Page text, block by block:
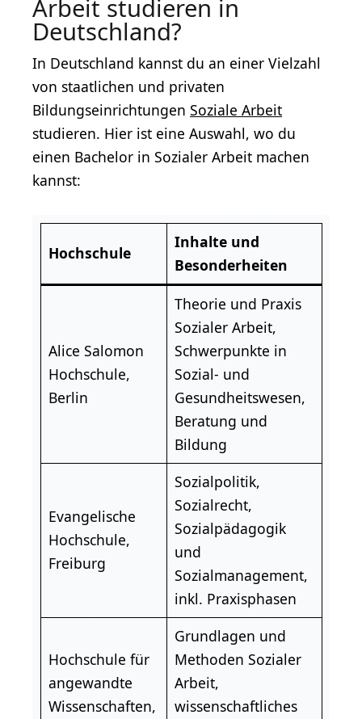
Arbeit studieren in
Deutschland?
In Deutschland kannst du an einer Vielzahl
von staatlichen und privaten
Bildungseinrichtungen Soziale Arbeit
studieren. Hier ist eine Auswahl, wo du
einen Bachelor in Sozialer Arbeit machen
kannst:
Hochschule
Inhalte und
Besonderheiten
Alice Salomon
Hochschule,
Berlin
Theorie und Praxis
Sozialer Arbeit,
Schwerpunkte in
Sozial- und
Gesundheitswesen,
Beratung und
Bildung
Evangelische
Hochschule,
Freiburg
Sozialpolitik,
Sozialrecht,
Sozialpädagogik
und
Sozialmanagement,
inkl. Praxisphasen
Hochschule für
angewandte
Wissenschaften,
Grundlagen und
Methoden Sozialer
Arbeit,
wissenschaftliches